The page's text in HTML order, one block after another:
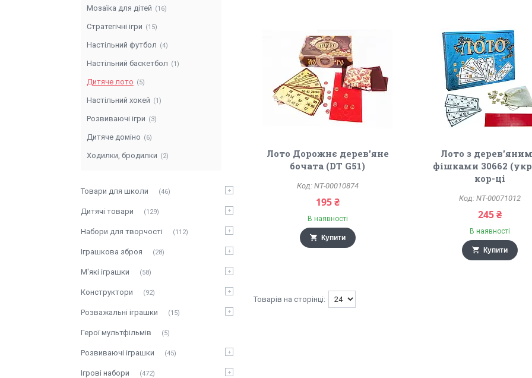
Лото Дорожнє дерев'яне
бочата (DT G51)
NT-00010874
195 ₴
В наявності
Купити
Лото з
фішками 30662
кор-ці
NT-00071012
245 ₴
В наявності
Купити
Мозаїка для дітей 16
Стратегічні ігри 15
Настільний футбол 4
Настільний баскетбол 1
Дитяче лото 5
Настільний хокей 1
Розвиваючі ігри 3
Дитяче доміно 6
Ходилки, бродилки 2
Товари для школи 46
Дитячі товари 129
Набори для творчості 112
Іграшкова зброя 28
М'які іграшки 58
Конструктори 92
Розважальні іграшки 15
Герої мультфільмів 5
Розвиваючі іграшки 45
Ігрові набори 472